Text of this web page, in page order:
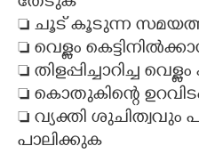
 ചൂട് കൂടുന്ന
 വെള്ളം
 തിളപ്പിച്ചാറിച്ച
 കൊതുകിന്റെ
 വ്യക്തി ശുചിത്വവും
പാലിക്കുക